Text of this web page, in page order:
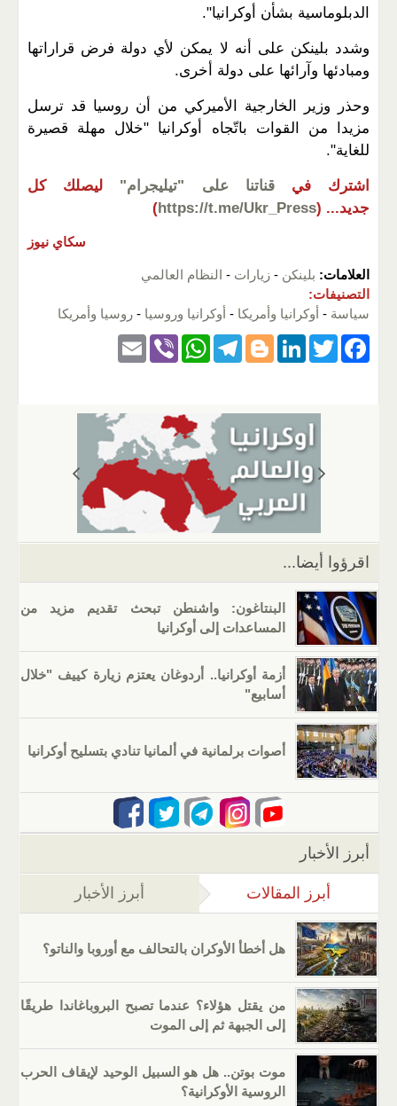
الدبلوماسية بشأن أوكرانيا".
وشدد بلينكن على أنه لا يمكن لأي دولة فرض قراراتها
ومبادئها وآرائها على دولة أخرى.
وحذر وزير الخارجية الأميركي من أن روسيا قد ترسل
مزيدا من القوات باتّجاه أوكرانيا "خلال مهلة قصيرة
للغاية".
اشترك في قناتنا على "تيليجرام"
ليصلك كل
جديد... (
https://t.me/Ukr_Press
)
سكاي نيوز
العلامات: بلينكن - زيارات - النظام العالمي
التصنيفات:
سياسة - أوكرانيا وأمريكا - أوكرانيا وروسيا - روسيا وأمريكا
F
k
T
er
Li
e
dI
n
Bl
g
er
T
gr
a
m
W
s
A
p
Vi
اقرؤوا أيضا...
البنتاغون: واشنطن تبحث تقديم مزيد من
المساعدات إلى أوكرانيا
أزمة أوكرانيا.. أردوغان يعتزم زيارة كييف "خلال
أسابيع"
أصوات برلمانية في ألمانيا تنادي بتسليح أوكرانيا
أبرز الأخبار
أبرز المقالات (علامة التبويب النشطة)
أبرز الأخبار
هل أخطأ الأوكران بالتحالف مع أوروبا والناتو؟
من يقتل هؤلاء؟ عندما تصبح البروباغاندا طريقًا
إلى الجبهة ثم إلى الموت
موت بوتن.. هل هو السبيل الوحيد لإيقاف الحرب
الروسية الأوكرانية؟